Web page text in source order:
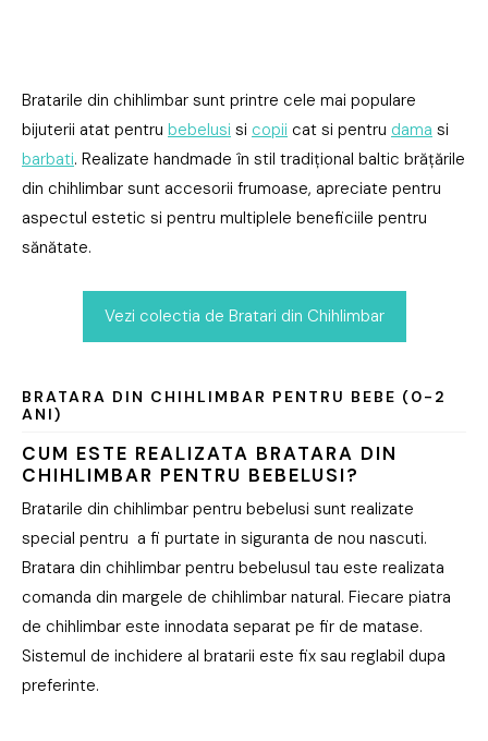
Bratarile din chihlimbar sunt printre cele mai populare
bijuterii atat pentru bebelusi si copii cat si pentru dama si
barbati. Realizate handmade în stil tradițional baltic brățările
din chihlimbar sunt accesorii frumoase, apreciate pentru
aspectul estetic si pentru multiplele beneficiile pentru
sănătate.
Vezi colectia de Bratari din Chihlimbar
BRATARA DIN CHIHLIMBAR PENTRU BEBE (0-2
ANI)
CUM ESTE REALIZATA BRATARA DIN
CHIHLIMBAR PENTRU BEBELUSI?
Bratarile din chihlimbar pentru bebelusi sunt realizate
special pentru a fi purtate in siguranta de nou nascuti.
Bratara din chihlimbar pentru bebelusul tau este realizata
comanda din margele de chihlimbar natural. Fiecare piatra
de chihlimbar este innodata separat pe fir de matase.
Sistemul de inchidere al bratarii este fix sau reglabil dupa
preferinte.